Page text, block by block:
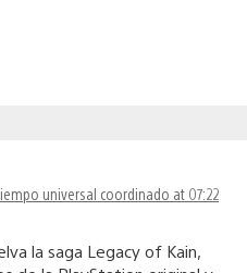
universal coordinado at 07:22
la saga Legacy of Kain,